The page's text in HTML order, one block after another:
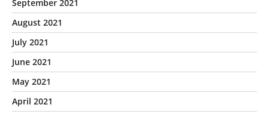
September 2021
August 2021
July 2021
June 2021
May 2021
April 2021